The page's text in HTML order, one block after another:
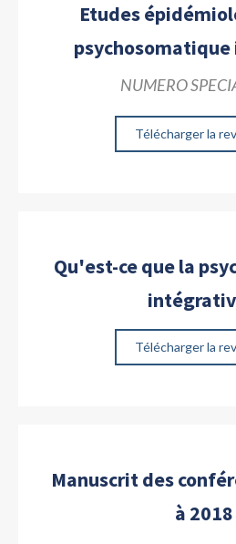
Etudes
NUMERO
Télécharger la
Qu'est-ce que la
Télécharger la
Manuscrit des
à 2018